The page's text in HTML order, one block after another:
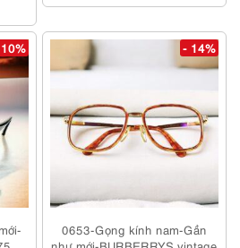
- 14%
0653-Gọng kính nam-Gần